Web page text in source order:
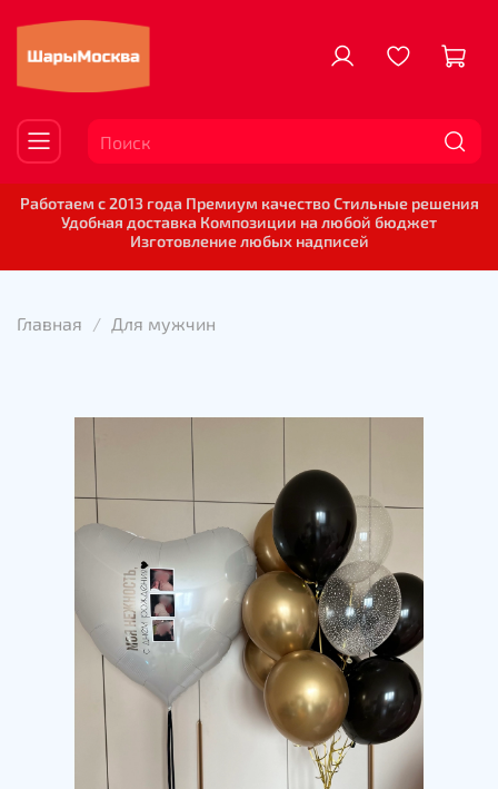
Работаем с 2013 года Премиум качество Стильные решения
Удобная доставка Композиции на любой бюджет
Изготовление любых надписей
Главная Для мужчин